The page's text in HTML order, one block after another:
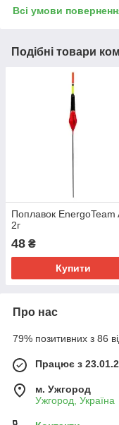
Всі умови
Подібні товари
Поплавок EnergoTeam
2г
48 ₴
Купити
Про нас
79% позитивних з 86
Працює з
м. Ужгород
Ужгород, Україна